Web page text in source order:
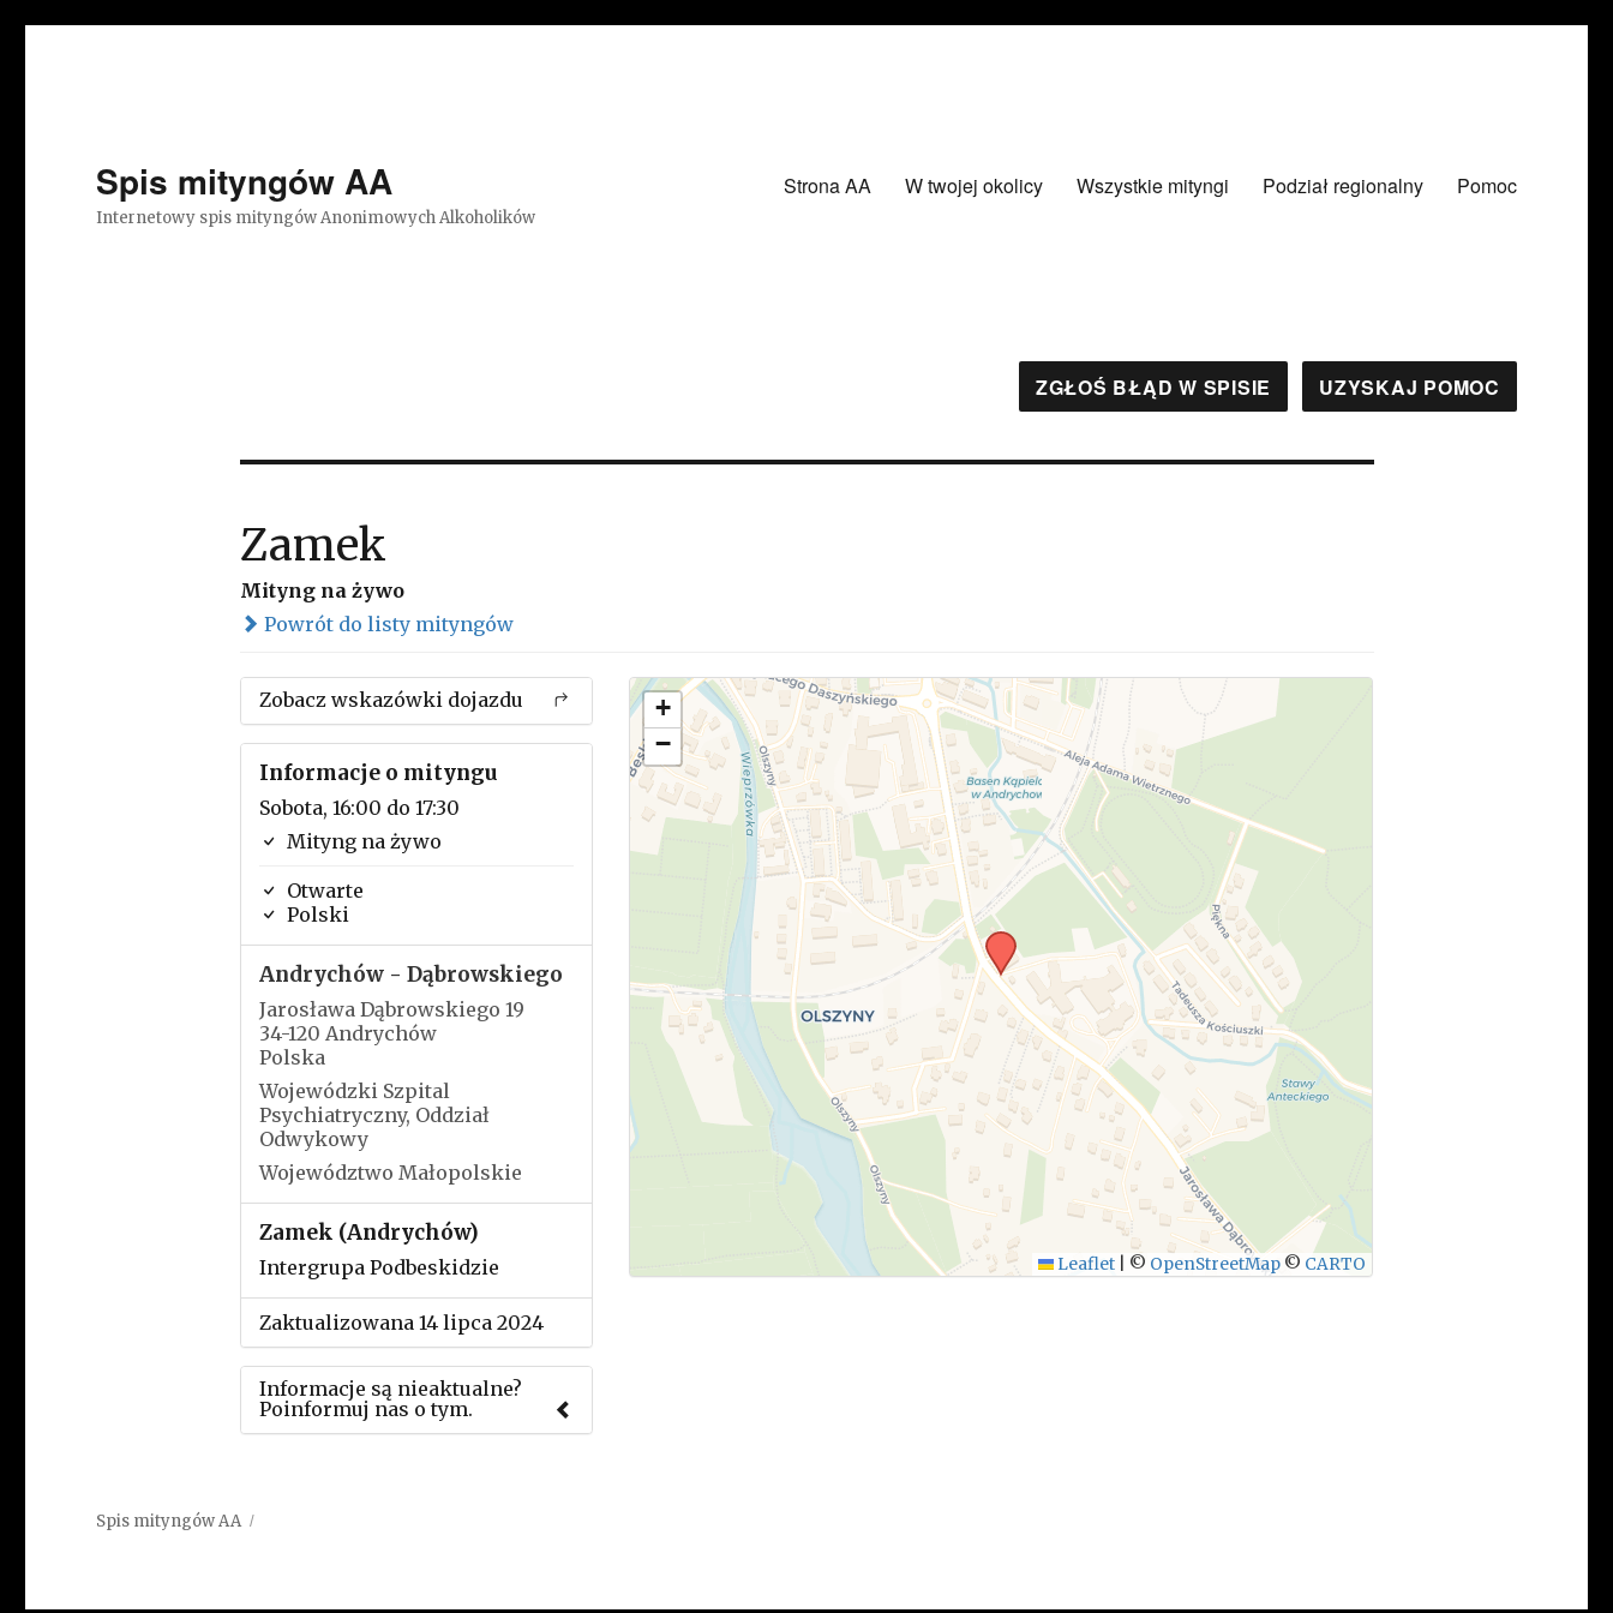
Spis mityngów AA
Internetowy spis mityngów Anonimowych Alkoholików
Strona AA W twojej okolicy Wszystkie mityngi Podział regionalny Pomoc
ZGŁOŚ BŁĄD W SPISIE UZYSKAJ POMOC
Zamek
Mityng na żywo
Powrót do listy mityngów
Zobacz wskazówki dojazdu
Informacje o mityngu
Sobota, 16:00 do 17:30
Mityng na żywo
Otwarte
Polski
Andrychów - Dąbrowskiego
Jarosława Dąbrowskiego 19
34-120 Andrychów
Polska
Wojewódzki Szpital
Psychiatryczny, Oddział
Odwykowy
Województwo Małopolskie
Zamek (Andrychów)
Intergrupa Podbeskidzie
Zaktualizowana 14 lipca 2024
Informacje są nieaktualne?
Poinformuj nas o tym.
+
−
Leaflet © OpenStreetMap © CARTO
Spis mityngów AA